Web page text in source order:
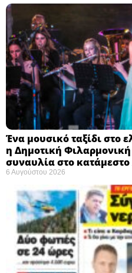
Ένα μουσικό ταξίδι στο
η Δημοτική
συναυλία στο
6 Αυγούστου 2026